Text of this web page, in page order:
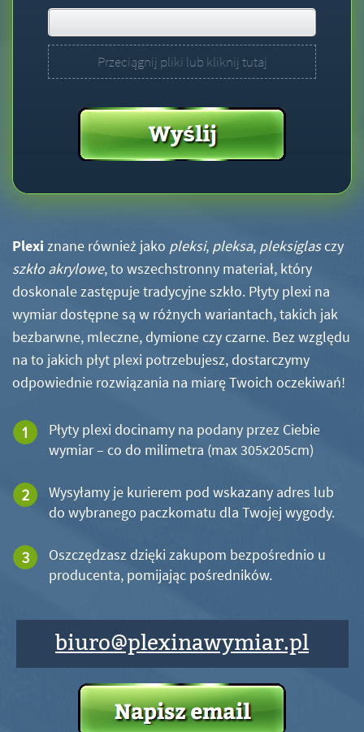
Przeciągnij pliki lub kliknij tutaj
Plexi znane również jako pleksi, pleksa, pleksiglasczy
szkło akrylowe, to wszechstronny materiał, który
doskonale zastępuje tradycyjne szkło. Płyty plexi na
wymiar dostępne są w różnych wariantach, takich jak
bezbarwne, mleczne, dymione czy czarne. Bez względu
na to jakich płyt plexi potrzebujesz, dostarczymy
odpowiednie rozwiązania na miarę Twoich oczekiwań!
Płyty plexi docinamy na podany przez Ciebie
wymiar – co do milimetra (max 305x205cm)
Wysyłamy je kurierem pod wskazany adres lub
do wybranego paczkomatu dla Twojej wygody.
Oszczędzasz dzięki zakupom bezpośrednio u
producenta, pomijając pośredników.
biuro@plexinawymiar.pl